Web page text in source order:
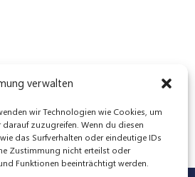
verwalten
wir Technologien wie Cookies, um
zuzugreifen. Wenn du diesen
das Surfverhalten oder eindeutige IDs
Zustimmung nicht erteilst oder
Funktionen beeinträchtigt werden.